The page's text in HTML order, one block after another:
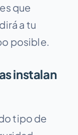
que
a tu
posible.
instalan
tipo de